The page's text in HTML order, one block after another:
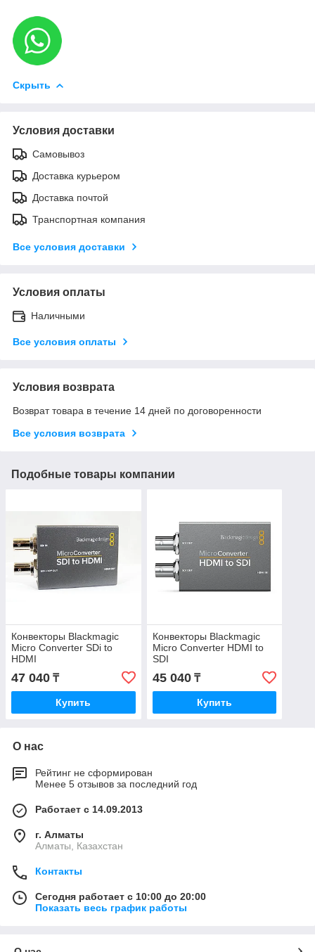
Скрыть
Условия доставки
Самовывоз
Доставка курьером
Доставка почтой
Транспортная компания
Все условия доставки
Условия оплаты
Наличными
Все условия оплаты
Условия возврата
Возврат товара в течение 14 дней по договоренности
Все условия возврата
Подобные товары компании
Конвекторы Blackmagic
Micro Converter SDi to
HDMI
47 040 ₸
Купить
Конвекторы Blackmagic
Micro Converter HDMI to
SDI
45 040₸
Купить
О нас
Рейтинг не сформирован
Менее 5 отзывов за последний год
Работает с 14.09.2013
г. Алматы
Алматы, Казахстан
Контакты
Сегодня работает с 10:00 до 20:00
Показать весь график работы